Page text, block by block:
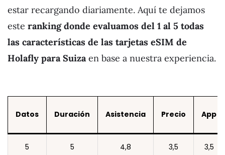
estar recargando diariamente. Aquí te dejamos
este ranking donde evaluamos del 1 al 5 todas
las características de las tarjetas eSIM de
Holafly para Suizaen base a nuestra experiencia.
Datos Duración Asistencia Precio App
5 5 4,8 3,5 3,5